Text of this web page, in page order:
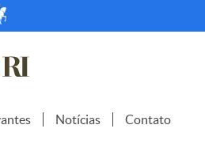
Notícias Contato